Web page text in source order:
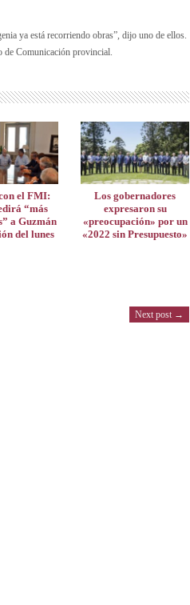
ya está recorriendo obras”, dijo uno de ellos.
de Comunicación provincial.
el FMI:
“más
a Guzmán
del lunes
Los gobernadores
expresaron su
«preocupación» por un
«2022 sin Presupuesto»
Next post →